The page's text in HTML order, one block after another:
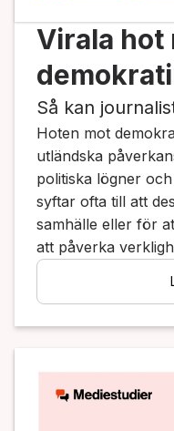
Virala hot
Så kan
Hoten mot
utländska
politiska lögner
syftar ofta till att
samhälle eller för
att påverka
journalistiken,
fokus för